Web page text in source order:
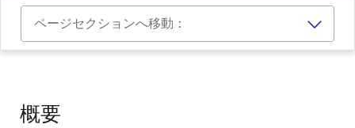
ページセクションへ移動：
概要